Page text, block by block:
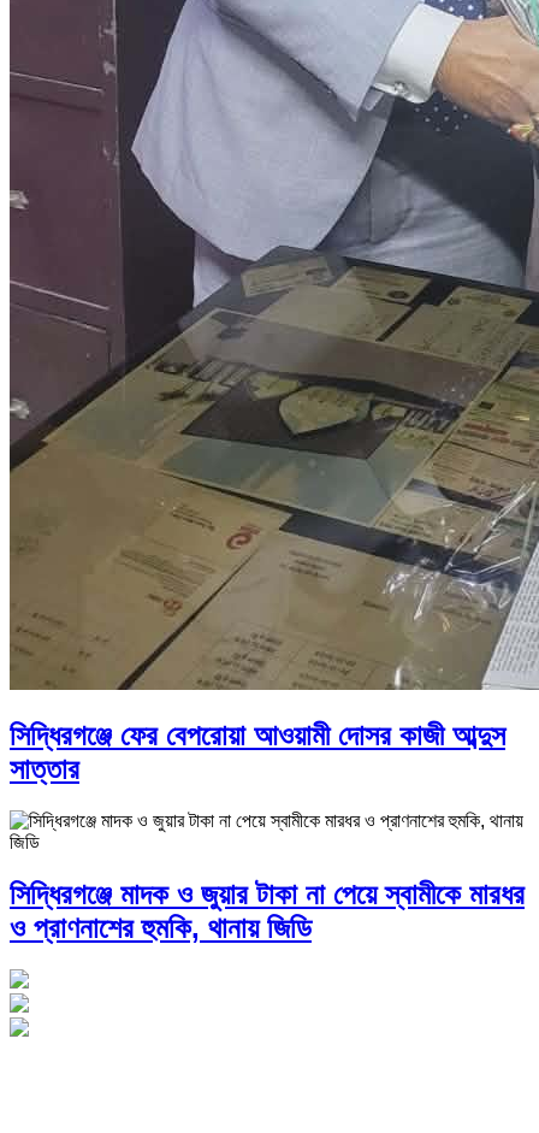
সিদ্ধিরগঞ্জে ফের বেপরোয়া আওয়ামী দোসর কাজী আব্দুস
সাত্তার
সিদ্ধিরগঞ্জে মাদক ও জুয়ার টাকা না পেয়ে স্বামীকে মারধর
ও প্রাণনাশের হুমকি, থানায় জিডি